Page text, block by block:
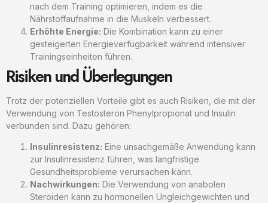
nach dem Training optimieren, indem es die
Nährstoffaufnahme in die Muskeln verbessert.
Erhöhte Energie: Die Kombination kann zu einer
gesteigerten Energieverfügbarkeit während intensiver
Trainingseinheiten führen.
Risiken und Überlegungen
Trotz der potenziellen Vorteile gibt es auch Risiken, die mit der
Verwendung von Testosteron Phenylpropionat und Insulin
verbunden sind. Dazu gehören:
Insulinresistenz: Eine unsachgemäße Anwendung kann
zur Insulinresistenz führen, was langfristige
Gesundheitsprobleme verursachen kann.
Nachwirkungen: Die Verwendung von anabolen
Steroiden kann zu hormonellen Ungleichgewichten und